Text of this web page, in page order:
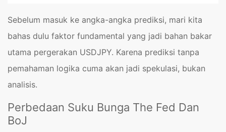
Sebelum masuk ke angka-angka prediksi, mari kita
bahas dulu faktor fundamental yang jadi bahan bakar
utama pergerakan USDJPY. Karena prediksi tanpa
pemahaman logika cuma akan jadi spekulasi, bukan
analisis.
Perbedaan Suku Bunga The Fed Dan
BoJ